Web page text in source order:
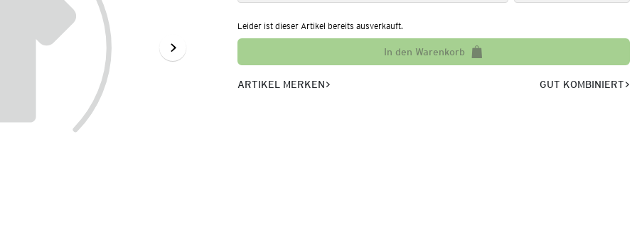
Leider ist dieser Artikel bereits ausverkauft.
In den Warenkorb
ARTIKEL MERKEN GUT KOMBINIERT